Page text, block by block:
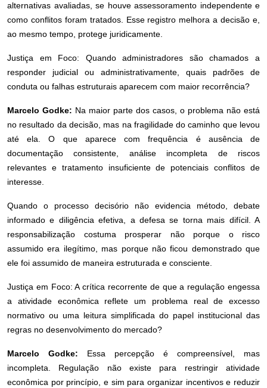
alternativas avaliadas, se houve assessoramento independente e
como conflitos foram tratados. Esse registro melhora a decisão e,
ao mesmo tempo, protege juridicamente.
Justiça em Foco: Quando administradores são chamados a
responder judicial ou administrativamente, quais padrões de
conduta ou falhas estruturais aparecem com maior recorrência?
Marcelo Godke: Na maior parte dos casos, o problema não está
no resultado da decisão, mas na fragilidade do caminho que levou
até ela. O que aparece com frequência é ausência de
documentação consistente, análise incompleta de riscos
relevantes e tratamento insuficiente de potenciais conflitos de
interesse.
Quando o processo decisório não evidencia método, debate
informado e diligência efetiva, a defesa se torna mais difícil. A
responsabilização costuma prosperar não porque o risco
assumido era ilegítimo, mas porque não ficou demonstrado que
ele foi assumido de maneira estruturada e consciente.
Justiça em Foco: A crítica recorrente de que a regulação engessa
a atividade econômica reflete um problema real de excesso
normativo ou uma leitura simplificada do papel institucional das
regras no desenvolvimento do mercado?
Marcelo Godke: Essa percepção é compreensível, mas
incompleta. Regulação não existe para restringir atividade
econômica por princípio, e sim para organizar incentivos e reduzir